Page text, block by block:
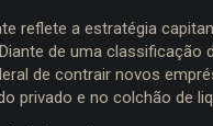
reflete a estratégia
de uma classificação
de contrair novos
privado e no colchão de